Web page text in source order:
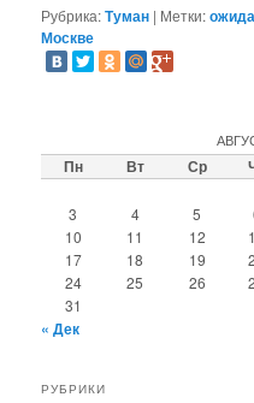
Рубрика:Туман | Метки:
Москве
Пн Вт Ср
3
4 5
10
11 12
17
18 19
24
25 26
31
« Дек
РУБРИКИ